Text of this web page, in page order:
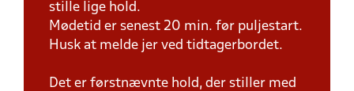
stille lige hold.
Mødetid er senest 20 min. før puljestart.
Husk at melde jer ved tidtagerbordet.
Det er førstnævnte hold, der stiller med